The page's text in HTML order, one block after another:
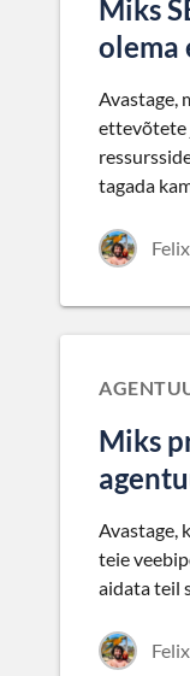
Miks
olema
Avastage,
ettevõtete
tagada
Miks
Avastage,
teie
aidata teil